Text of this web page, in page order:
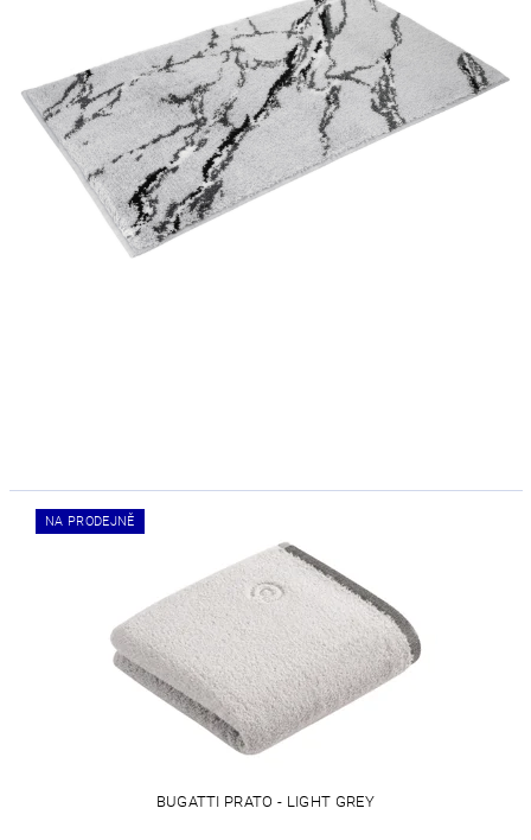
NA PRODEJNĚ
BUGATTI PRATO - LIGHT GREY